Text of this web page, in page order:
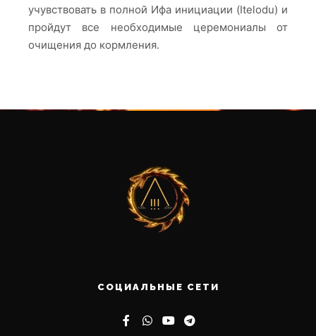
учувствовать в полной Ифа инициации (Itelodu) и
пройдут все необходимые церемониалы от
очищения до кормления.
СОЦИАЛЬНЫЕ СЕТИ